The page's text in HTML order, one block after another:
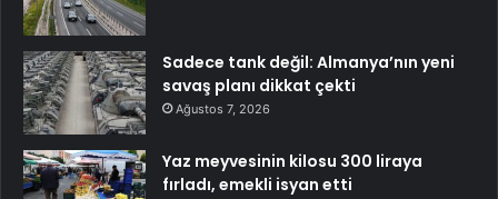
Sadece tank değil: Almanya’nın yeni
savaş planı dikkat çekti
Ağustos 7, 2026
Yaz meyvesinin kilosu 300 liraya
fırladı, emekli isyan etti